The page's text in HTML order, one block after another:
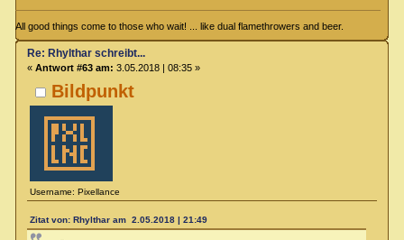
All good things come to those who wait! ... like dual flamethrowers and beer.
Bildpunkt
Username: Pixellance
Re: Rhylthar schreibt...
« Antwort #63 am: 3.05.2018 | 08:35 »
Zitat von: Rhylthar am 2.05.2018 | 21:49